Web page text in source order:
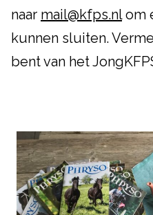
naar mail@kfps.nlom
kunnen sluiten.
bent van het